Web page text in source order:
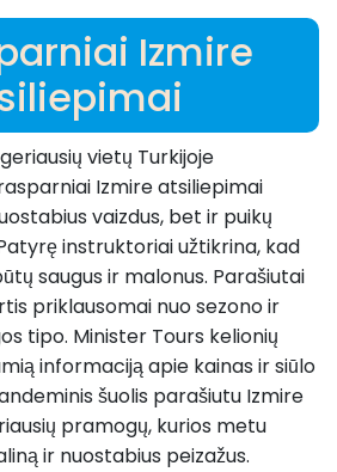
Izmire
vietų Turkijoje
Izmire atsiliepimai
vaizdus, bet ir puikų
instruktoriai užtikrina, kad
saugus ir malonus. Parašiutai
priklausomai nuo sezono ir
tipo. Minister Tours kelionių
informaciją apie kainas ir siūlo
šuolis parašiutu Izmire
pramogų, kurios metu
ir nuostabius peizažus.